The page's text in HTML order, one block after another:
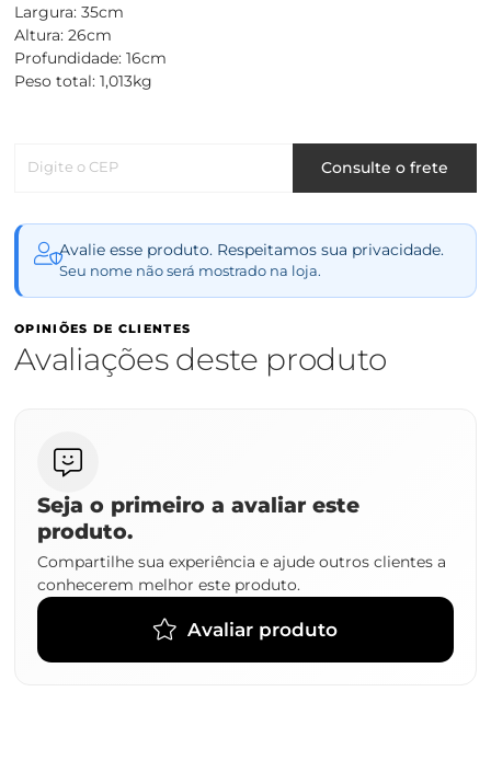
Largura: 35cm
Altura: 26cm
Profundidade: 16cm
Peso total: 1,013kg
Digite o CEP Consulte o frete
Avalie esse produto. Respeitamos sua privacidade.
Seu nome não será mostrado na loja.
OPINIÕES DE CLIENTES
Avaliações deste produto
Seja o primeiro a avaliar este
produto.
Compartilhe sua experiência e ajude outros clientes a
conhecerem melhor este produto.
Avaliar produto